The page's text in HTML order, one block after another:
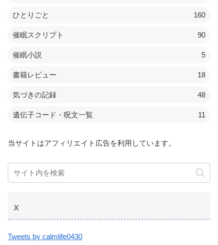
ひとりごと 160
催眠スクリプト 90
催眠小説 5
書籍レビュー 18
気づきの記録 48
遺伝子コード・呪文一覧 11
当サイトはアフィリエイト広告を利用しています。
x
Tweets by calmlife0430